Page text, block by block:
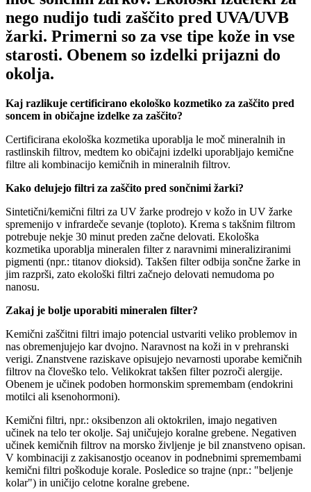
nego nudijo tudi zaščito pred UVA/UVB
žarki. Primerni so za vse tipe kože in vse
starosti. Obenem so izdelki prijazni do
okolja.
Kaj razlikuje certificirano ekološko kozmetiko za zaščito pred
soncem in običajne izdelke za zaščito?
Certificirana ekološka kozmetika uporablja le moč mineralnih in
rastlinskih filtrov, medtem ko običajni izdelki uporabljajo kemične
filtre ali kombinacijo kemičnih in mineralnih filtrov.
Kako delujejo filtri za zaščito pred sončnimi žarki?
Sintetični/kemični filtri za UV žarke prodrejo v kožo in UV žarke
spremenijo v infrardeče sevanje (toploto). Krema s takšnim filtrom
potrebuje nekje 30 minut preden začne delovati. Ekološka
kozmetika uporablja mineralen filter z naravnimi mineraliziranimi
pigmenti (npr.: titanov dioksid). Takšen filter odbija sončne žarke in
jim razprši, zato ekološki filtri začnejo delovati nemudoma po
nanosu.
Zakaj je bolje uporabiti mineralen filter?
Kemični zaščitni filtri imajo potencial ustvariti veliko problemov in
nas obremenjujejo kar dvojno. Naravnost na koži in v prehranski
verigi. Znanstvene raziskave opisujejo nevarnosti uporabe kemičnih
filtrov na človeško telo. Velikokrat takšen filter pozroči alergije.
Obenem je učinek podoben hormonskim spremembam (endokrini
motilci ali ksenohormoni).
Kemični filtri, npr.: oksibenzon ali oktokrilen, imajo negativen
učinek na telo ter okolje. Saj uničujejo koralne grebene. Negativen
učinek kemičnih filtrov na morsko življenje je bil znanstveno opisan.
V kombinaciji z zakisanostjo oceanov in podnebnimi spremembami
kemični filtri poškoduje korale. Posledice so trajne (npr.: "beljenje
kolar") in uničijo celotne koralne grebene.